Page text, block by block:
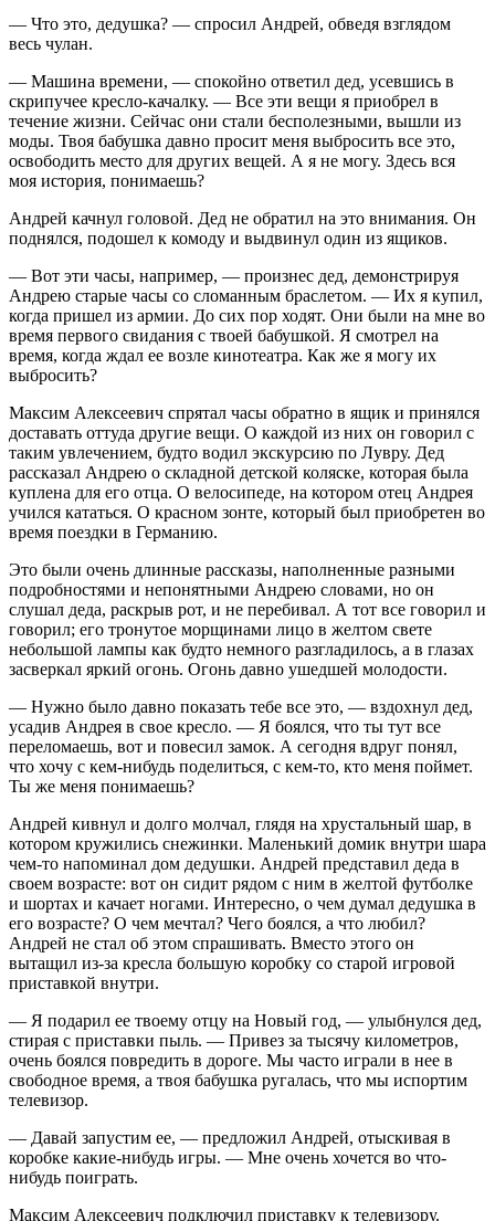
— Что это, дедушка? — спросил Андрей, обведя взглядом
весь чулан.
— Машина времени, — спокойно ответил дед, усевшись в
скрипучее кресло-качалку. — Все эти вещи я приобрел в
течение жизни. Сейчас они стали бесполезными, вышли из
моды. Твоя бабушка давно просит меня выбросить все это,
освободить место для других вещей. А я не могу. Здесь вся
моя история, понимаешь?
Андрей качнул головой. Дед не обратил на это внимания. Он
поднялся, подошел к комоду и выдвинул один из ящиков.
— Вот эти часы, например, — произнес дед, демонстрируя
Андрею старые часы со сломанным браслетом. — Их я купил,
когда пришел из армии. До сих пор ходят. Они были на мне во
время первого свидания с твоей бабушкой. Я смотрел на
время, когда ждал ее возле кинотеатра. Как же я могу их
выбросить?
Максим Алексеевич спрятал часы обратно в ящик и принялся
доставать оттуда другие вещи. О каждой из них он говорил с
таким увлечением, будто водил экскурсию по Лувру. Дед
рассказал Андрею о складной детской коляске, которая была
куплена для его отца. О велосипеде, на котором отец Андрея
учился кататься. О красном зонте, который был приобретен во
время поездки в Германию.
Это были очень длинные рассказы, наполненные разными
подробностями и непонятными Андрею словами, но он
слушал деда, раскрыв рот, и не перебивал. А тот все говорил и
говорил; его тронутое морщинами лицо в желтом свете
небольшой лампы как будто немного разгладилось, а в глазах
засверкал яркий огонь. Огонь давно ушедшей молодости.
— Нужно было давно показать тебе все это, — вздохнул дед,
усадив Андрея в свое кресло. — Я боялся, что ты тут все
переломаешь, вот и повесил замок. А сегодня вдруг понял,
что хочу с кем-нибудь поделиться, с кем-то, кто меня поймет.
Ты же меня понимаешь?
Андрей кивнул и долго молчал, глядя на хрустальный шар, в
котором кружились снежинки. Маленький домик внутри шара
чем-то напоминал дом дедушки. Андрей представил деда в
своем возрасте: вот он сидит рядом с ним в желтой футболке
и шортах и качает ногами. Интересно, о чем думал дедушка в
его возрасте? О чем мечтал? Чего боялся, а что любил?
Андрей не стал об этом спрашивать. Вместо этого он
вытащил из-за кресла большую коробку со старой игровой
приставкой внутри.
— Я подарил ее твоему отцу на Новый год, — улыбнулся дед,
стирая с приставки пыль. — Привез за тысячу километров,
очень боялся повредить в дороге. Мы часто играли в нее в
свободное время, а твоя бабушка ругалась, что мы испортим
телевизор.
— Давай запустим ее, — предложил Андрей, отыскивая в
коробке какие-нибудь игры. — Мне очень хочется во что-
нибудь поиграть.
Максим Алексеевич подключил приставку к телевизору.